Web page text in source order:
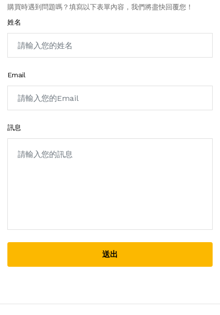
購買時遇到問題嗎？填寫以下表單內容，我們將盡快回覆您！
姓名
Email
訊息
送出